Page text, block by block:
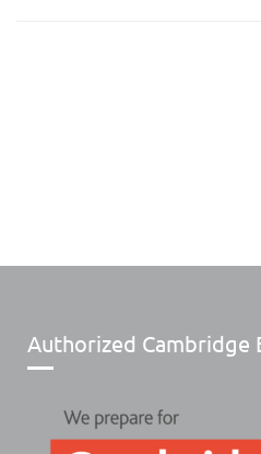
Authorized Cambridge